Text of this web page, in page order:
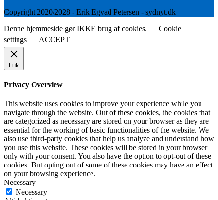
Copyright 2020/2028 - Erik Egvad Petersen - sydnyt.dk
Denne hjemmeside gør IKKE brug af cookies.
Cookie
settings
ACCEPT
Luk
Privacy Overview
This website uses cookies to improve your experience while you
navigate through the website. Out of these cookies, the cookies that
are categorized as necessary are stored on your browser as they are
essential for the working of basic functionalities of the website. We
also use third-party cookies that help us analyze and understand how
you use this website. These cookies will be stored in your browser
only with your consent. You also have the option to opt-out of these
cookies. But opting out of some of these cookies may have an effect
on your browsing experience.
Necessary
Necessary